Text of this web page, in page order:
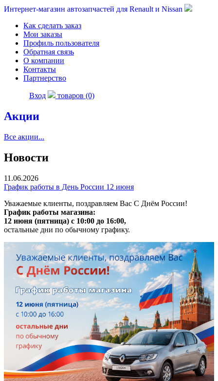
Интернет-магазин автозапчастей для Renault и Nissan
Как сделать заказ
Мои заказы
Профиль пользователя
Обратная связь
О компании
Контакты
Партнерство
Вход товаров (0)
Акции
Все акции...
Новости
11.06.2026
График работы в День России 12 июня
Уважаемые клиенты, поздравляем Вас С Днём России!
График работы магазина:
12 июня (пятница) с 10:00 до 16:00,
остальные дни по обычному графику.